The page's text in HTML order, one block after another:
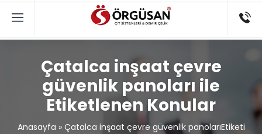
Çatalca inşaat çevre
güvenlik panoları ile
Etiketlenen Konular
Anasayfa » Çatalca inşaat çevre güvenlik panolarıEtiketi